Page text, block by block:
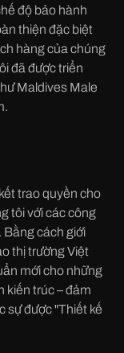
độ bảo hành
thiện đặc biệt
hàng của chúng
đã được triển
Maldives Male
trao quyền cho
tôi với các công
Bằng cách giới
thị trường Việt
mới cho những
kiến trúc – đảm
sự được "Thiết kế